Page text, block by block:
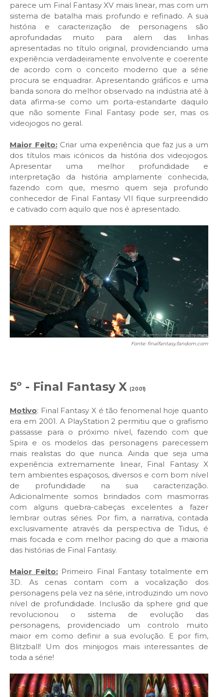
parece um Final Fantasy XV mais linear, mas com um
sistema de batalha mais profundo e refinado. A sua
história e caracterização de personagens são
aprofundadas muito para alem das linhas
apresentadas no título original, providenciando uma
experiência verdadeiramente envolvente e coerente
de acordo com o conceito moderno que a série
procura se enquadrar. Apresentando gráficos e uma
banda sonora do melhor observado na indústria até à
data afirma-se como um porta-estandarte daquilo
que não somente Final Fantasy pode ser, mas os
videojogos no geral.
Maior Feito:Criar uma experiência que faz jus a um
dos títulos mais icónicos da história dos videojogos.
Apresentar uma melhor profundidade e
interpretação da história amplamente conhecida,
fazendo com que, mesmo quem seja profundo
conhecedor de Final Fantasy VII fique surpreendido
e cativado com aquilo que nos é apresentado.
Fonte: finalfantasy.fandom.com
5º - Final Fantasy X (2001)
Motivo: Final Fantasy X é tão fenomenal hoje quanto
era em 2001. A PlayStation 2 permitiu que o grafismo
passasse para o próximo nível, fazendo com que
Spira e os modelos das personagens parecessem
mais realistas do que nunca. Ainda que seja uma
experiência extremamente linear, Final Fantasy X
tem ambientes espaçosos, diversos e com bom nível
de profundidade na sua caracterização.
Adicionalmente somos brindados com masmorras
com alguns quebra-cabeças excelentes a fazer
lembrar outras séries. Por fim, a narrativa, contada
exclusivamente através da perspectiva de Tidus, é
mais focada e com melhor pacing do que a maioria
das histórias de Final Fantasy.
Maior Feito: Primeiro Final Fantasy totalmente em
3D. As cenas contam com a vocalização dos
personagens pela vez na série, introduzindo um novo
nível de profundidade. Inclusão da sphere grid que
revolucionou o sistema de evolução das
personagens, providenciado um controlo muito
maior em como definir a sua evolução. E por fim,
Blitzball! Um dos minijogos mais interessantes de
toda a série!